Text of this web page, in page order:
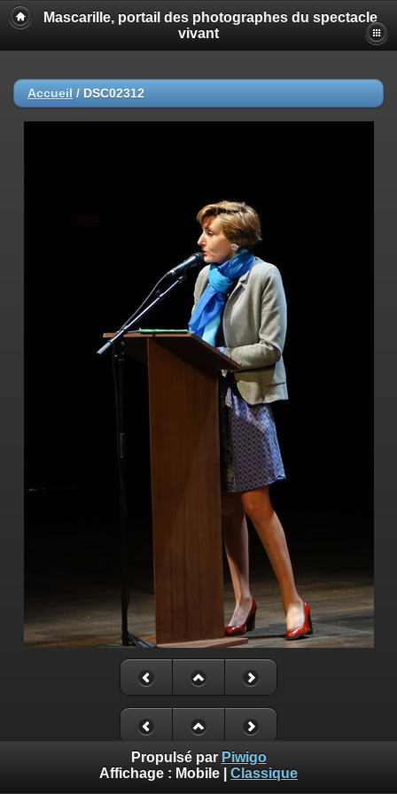
Mascarille, portail des photographes du spectacle
vivant
Accueil / DSC02312
Propulsé par Piwigo
Affichage : Mobile Classique